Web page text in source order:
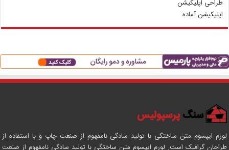
طراحی اپلیکیشن
اپلیکیشن آماده
لورم ایپسوم متن ساختگی با تولید سادگی نامفهوم از صنعت چاپ و با استفاده از
طراحان گرافیک است. لورم ایپسوم متن ساختگی با تولید سادگی نامفهوم از صنعت